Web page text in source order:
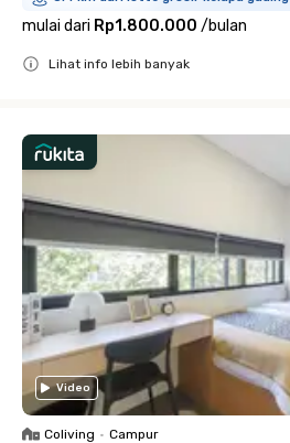
mulai dari Rp1.800.000 /bulan
Lihat info lebih banyak
Video
Coliving • Campur